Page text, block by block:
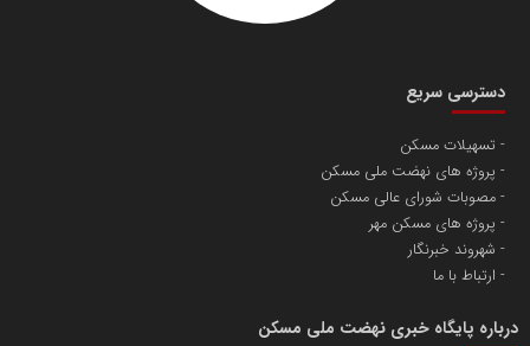
دسترسی سریع
تسهیلات مسکن
پروژه های نهضت ملی مسکن
مصوبات شورای عالی مسکن
پروژه های مسکن مهر
شهروند خبرنگار
ارتباط با ما
درباره پایگاه خبری نهضت ملی مسکن